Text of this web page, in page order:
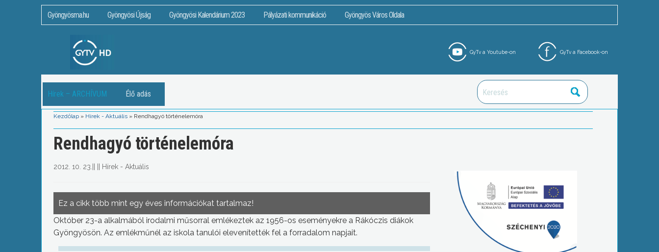
Gyöngyösma.hu Gyöngyösi Újság Gyöngyösi Kalendárium 2023 Pályázati kommunikáció Gyöngyös Város Oldala
GyTv a Facebook-on
GyTv a Youtube-on
Hírek – ARCHÍVUM Élő adás
Kezdőlap » Hírek - Aktuális » Rendhagyó történelemóra
Rendhagyó történelemóra
2012. 10. 23. Hírek - Aktuális
Ez a cikk több mint egy éves információkat tartalmaz!
Október 23-a alkalmából irodalmi műsorral emlékeztek az 1956-os eseményekre a Rákóczis diákok
Gyöngyösön. Az emlékműnél az iskola tanulói elevenítették fel a forradalom napjait.